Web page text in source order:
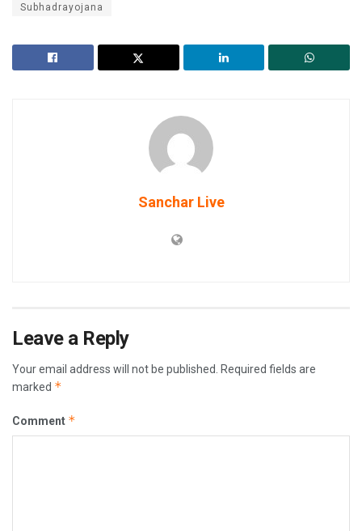
Subhadrayojana
Sanchar Live
Leave a Reply
Your email address will not be published.
Required fields are
marked *
Comment *